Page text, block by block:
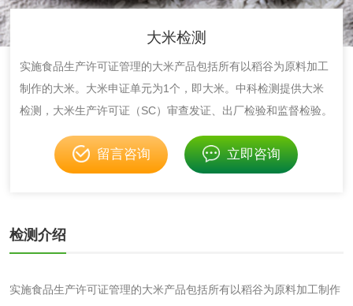
大米检测
实施食品生产许可证管理的大米产品包括所有以稻谷为原料加工
制作的大米。大米申证单元为1个，即大米。中科检测提供大米
检测，大米生产许可证（SC）审查发证、出厂检验和监督检验。
留言咨询 立即咨询
检测介绍
实施食品生产许可证管理的大米产品包括所有以稻谷为原料加工制作
花露水检测 蚊香液检测
清洗剂检测 日化产品毒理检测
洗手液检测